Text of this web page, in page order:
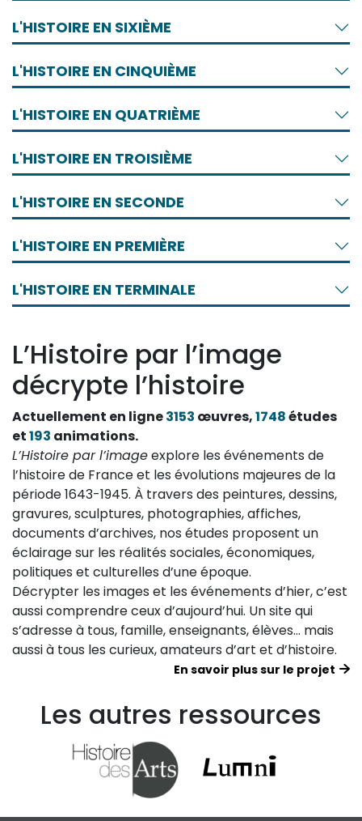
L'HISTOIRE EN SIXIÈME
L'HISTOIRE EN CINQUIÈME
L'HISTOIRE EN QUATRIÈME
L'HISTOIRE EN TROISIÈME
L'HISTOIRE EN SECONDE
L'HISTOIRE EN PREMIÈRE
L'HISTOIRE EN TERMINALE
L’Histoire par l’image
décrypte l’histoire
Actuellement en ligne3153 œuvres,1748études
et193 animations.
L’Histoire par l’imageexplore les événements de
l’histoire de France et les évolutions majeures de la
période 1643-1945. À travers des peintures, dessins,
gravures, sculptures, photographies, affiches,
documents d’archives, nos études proposent un
éclairage sur les réalités sociales, économiques,
politiques et culturelles d’une époque.
Décrypter les images et les événements d’hier, c’est
aussi comprendre ceux d’aujourd’hui. Un site qui
s’adresse à tous, famille, enseignants, élèves… mais
aussi à tous les curieux, amateurs d’art et d’histoire.
En savoir plus sur le projet
Les autres ressources